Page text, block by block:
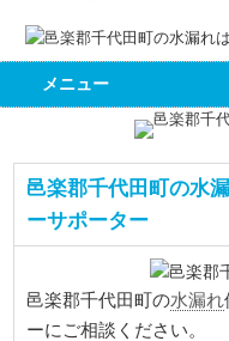
メニュー
邑楽郡千代田町の水
ーサポーター
邑楽郡千代田町の水漏れ
ーにご相談ください。